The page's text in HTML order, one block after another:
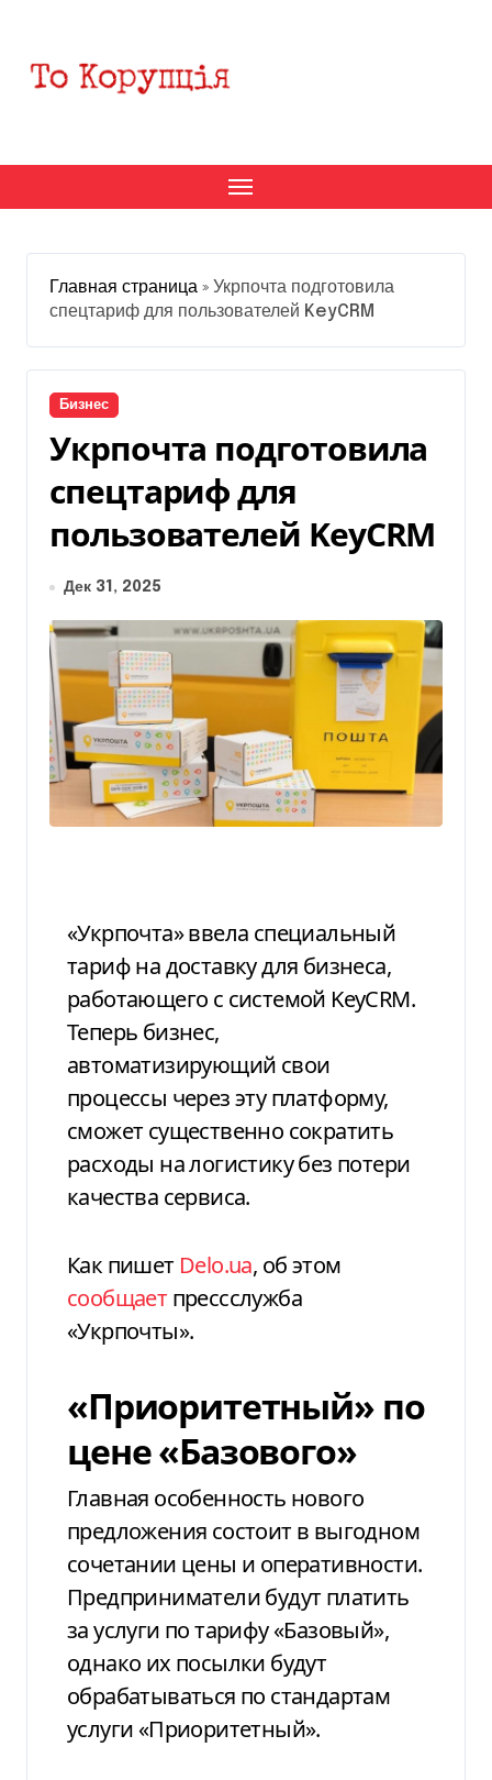
содержанию
Главная страница » Укрпочта подготовила
спецтариф для пользователей KeyCRM
Бизнес
Укрпочта подготовила
спецтариф для
пользователей KeyCRM
Дек 31, 2025
«Укрпочта» ввела специальный
тариф на доставку для бизнеса,
работающего с системой KeyCRM.
Теперь бизнес,
автоматизирующий свои
процессы через эту платформу,
сможет существенно сократить
расходы на логистику без потери
качества сервиса.
Как пишет Delo.ua, об этом
сообщает прессслужба
«Укрпочты».
«Приоритетный» по
цене «Базового»
Главная особенность нового
предложения состоит в выгодном
сочетании цены и оперативности.
Предприниматели будут платить
за услуги по тарифу «Базовый»,
однако их посылки будут
обрабатываться по стандартам
услуги «Приоритетный».